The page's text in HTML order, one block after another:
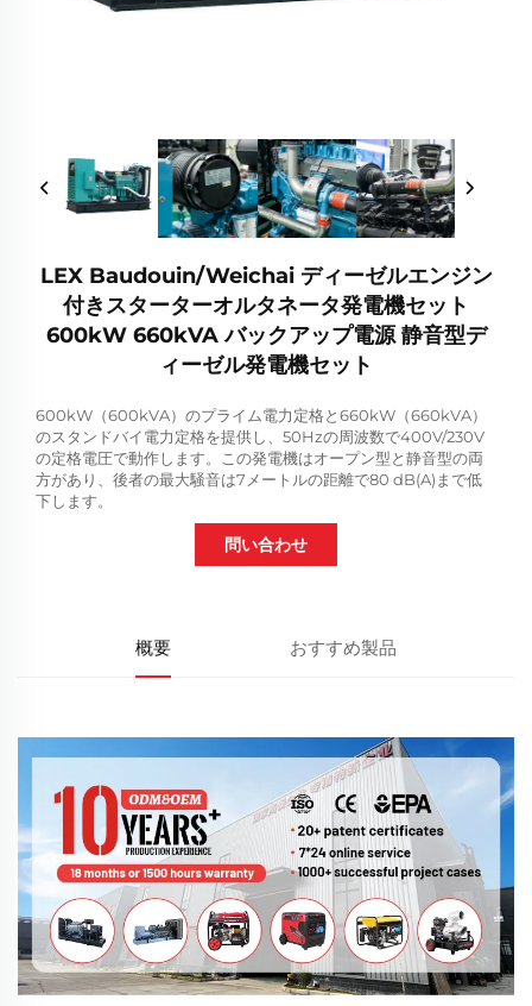
LEX Baudouin/Weichai ディーゼルエンジン
付きスターターオルタネータ発電機セット
600kW 660kVA バックアップ電源 静音型デ
ィーゼル発電機セット
600kW（600kVA）のプライム電力定格と660kW（660kVA）
のスタンドバイ電力定格を提供し、50Hzの周波数で400V/230V
の定格電圧で動作します。この発電機はオープン型と静音型の両
方があり、後者の最大騒音は7メートルの距離で80 dB(A)まで低
下します。
問い合わせ
概要 おすすめ製品